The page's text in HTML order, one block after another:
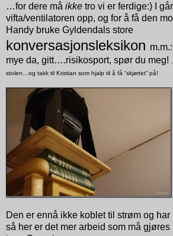
…for dere må ikke tro vi er ferdige:) I
vifta/ventilatoren opp, og for å få den
Handy bruke Gyldendals store
konversasjonsleksikon
mye da, gitt….risikosport, spør du meg!
stolen…og takk til Kristian som hjalp til å få “skjørtet” på!
Den er ennå ikke koblet til strøm og
så her er det mer arbeid som må gjøres